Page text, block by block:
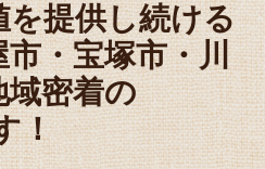
を提供し続ける
・宝塚市・川
域密着の
！